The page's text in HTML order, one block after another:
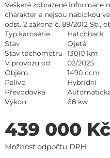
Veškeré zobrazené informace
charakter a nejsou nabídkou
odst. 2 zákona č. 89/2012 Sb.,
Typ karosérie
Hatchback
Stav
Ojeté
Stav tachometru
13010 km
V provozu od
02/2025
Objem
1490 ccm
Palivo
Hybridní
Převodovka
Výkon
68 kw
439 000 Kč
Možnost odpočtu DPH